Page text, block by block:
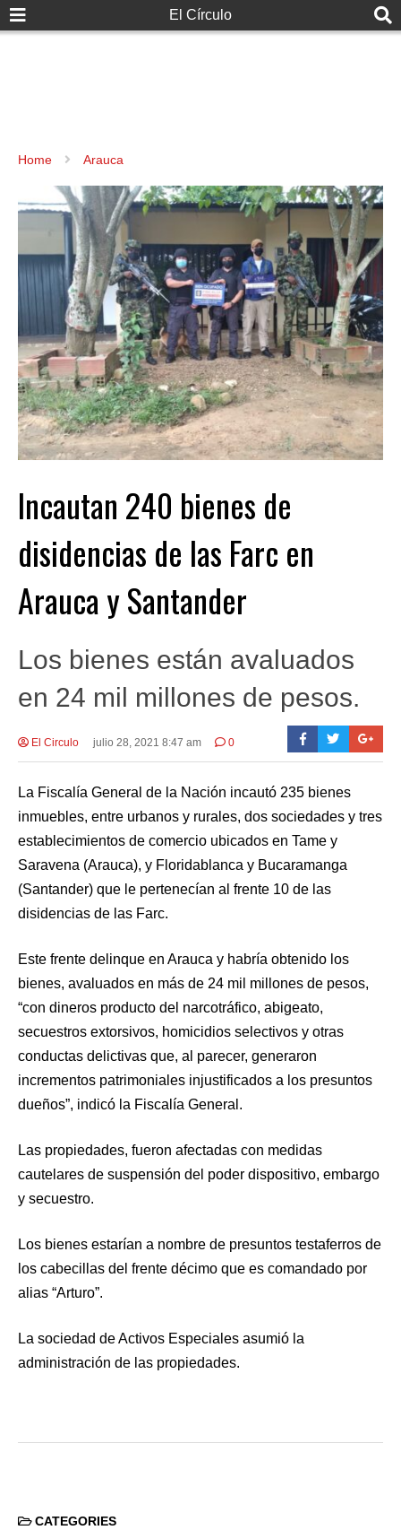
El Círculo
Home Arauca
Incautan 240 bienes de
disidencias de las Farc en
Arauca y Santander
Los bienes están avaluados
en 24 mil millones de pesos.
El Circulo julio 28, 2021 8:47 am 0
La Fiscalía General de la Nación incautó 235 bienes
inmuebles, entre urbanos y rurales, dos sociedades y tres
establecimientos de comercio ubicados en Tame y
Saravena (Arauca), y Floridablanca y Bucaramanga
(Santander) que le pertenecían al frente 10 de las
disidencias de las Farc.
Este frente delinque en Arauca y habría obtenido los
bienes, avaluados en más de 24 mil millones de pesos,
“con dineros producto del narcotráfico, abigeato,
secuestros extorsivos, homicidios selectivos y otras
conductas delictivas que, al parecer, generaron
incrementos patrimoniales injustificados a los presuntos
dueños”, indicó la Fiscalía General.
Las propiedades, fueron afectadas con medidas
cautelares de suspensión del poder dispositivo, embargo
y secuestro.
Los bienes estarían a nombre de presuntos testaferros de
los cabecillas del frente décimo que es comandado por
alias “Arturo”.
La sociedad de Activos Especiales asumió la
administración de las propiedades.
CATEGORIES